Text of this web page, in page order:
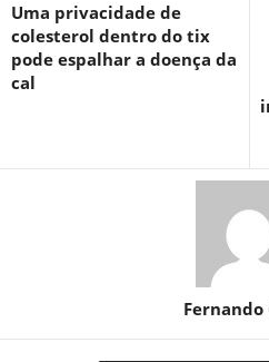
Uma privacidade de
colesterol dentro do tix
pode espalhar a doença da
cal
Fernando